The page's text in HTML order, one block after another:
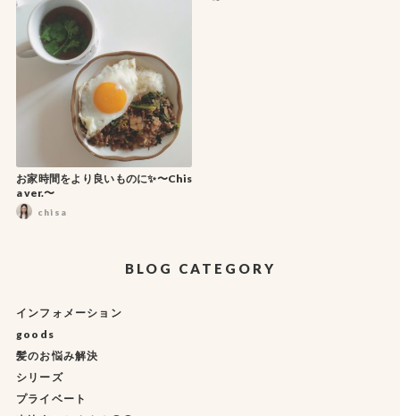
お家時間をより良いものに✨〜Chis
a ver.〜
chisa
BLOG CATEGORY
インフォメーション
goods
髪のお悩み解決
シリーズ
プライベート